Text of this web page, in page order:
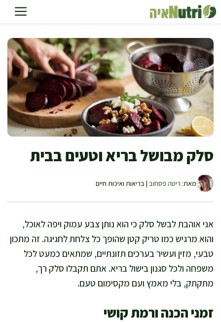
לדלג
לתוכן
סלק מבושל בריא וטעים בבית
מאת: ריטה פסחוב | בריאות ואיכות חיים
אני אוהבת לבשל סלק כי הוא נותן צבע עמוק ויפה לאוכל,
והוא מרגיש כמו טריק קטן שהופך כל צלחת לחגיגה. זה מתכון
טבעי, מזין ועשיר בערכים תזונתיים, שמתאים כמעט לכל
משפחה ולכל סגנון בישול בריא. אתם תקבלו סלק רך,
מתקתק, בלי מאמץ ועם מקסימום טעם.
זמני הכנה ורמת קושי